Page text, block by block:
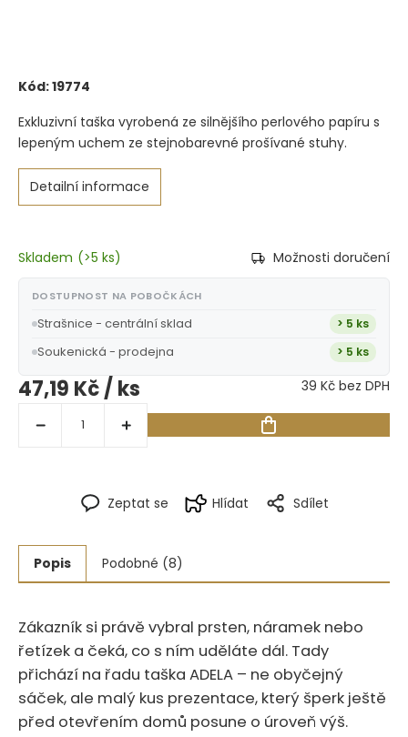
Kód:19774
Exkluzivní taška vyrobená ze silnějšího perlového papíru s
lepeným uchem ze stejnobarevné prošívané stuhy.
Detailní informace
Zeptat se Hlídat Sdílet
Skladem (>5 ks) Možnosti doručení
DOSTUPNOST NA POBOČKÁCH
Strašnice - centrální sklad > 5 ks
Soukenická - prodejna > 5 ks
47,19 Kč/ ks 39 Kč bez DPH
Popis Podobné (8)
Zákazník si právě vybral prsten, náramek nebo
řetízek a čeká, co s ním uděláte dál. Tady
přichází na řadu taška ADELA – ne obyčejný
sáček, ale malý kus prezentace, který šperk ještě
před otevřením domů posune o úroveň výš.